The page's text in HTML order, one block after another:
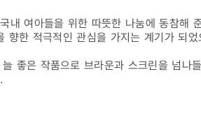
내 여아들을 위한 따뜻한 나눔에 동참해
한 적극적인 관심을 가지는 계기가 되
좋은 작품으로 브라운과 스크린을 넘나